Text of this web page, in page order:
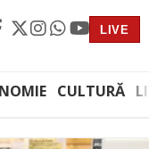
LIVE
CULTURĂ